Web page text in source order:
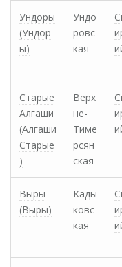
Ундоры
(Ундор
ы)
Ундо
ровс
кая
Старые
Алгаши
(Алгаши
Старые
)
Верх
не-
Тиме
рсян
ская
Выры
(Выры)
Кады
ковс
кая